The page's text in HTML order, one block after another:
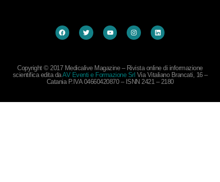
Copyright © 2017 Medicalive Magazine – Rivista online di informazione
scientifica edita daAV Eventi e Formazione Srl Via Vitaliano Brancati, 16 –
Catania P.IVA 04660420870 – ISNN 2421 – 2180